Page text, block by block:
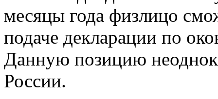
месяцы года физлицо
подаче декларации по
Данную позицию
России.